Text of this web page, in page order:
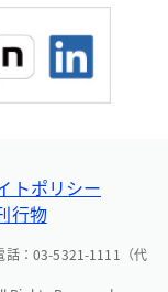
トポリシー
行物
話：03-5321-1111（代